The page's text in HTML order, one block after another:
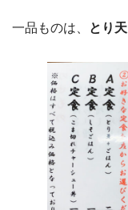
一品ものは、 とり天